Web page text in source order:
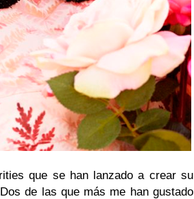
que se han lanzado a crear su
de las que más me han gustado